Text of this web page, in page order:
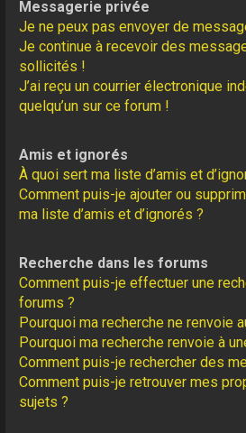
Messagerie privée
Je ne peux pas envoyer de
Je continue à recevoir des
sollicités !
J’ai reçu un courrier électronique
quelqu’un sur ce forum !
Amis et ignorés
À quoi sert ma liste d’amis et
Comment puis-je ajouter ou
ma liste d’amis et d’ignorés ?
Recherche dans les forums
Comment puis-je effectuer une
forums ?
Pourquoi ma recherche ne renvoie
Pourquoi ma recherche renvoie à
Comment puis-je rechercher des
Comment puis-je retrouver mes
sujets ?